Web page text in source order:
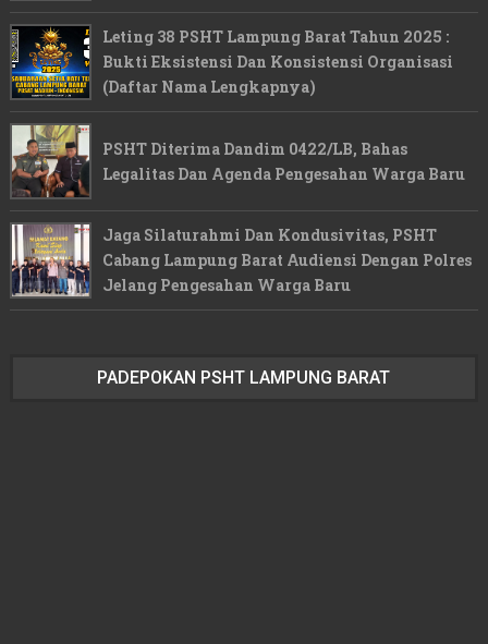
Leting 38 PSHT Lampung Barat Tahun 2025 :
Bukti Eksistensi Dan Konsistensi Organisasi
(Daftar Nama Lengkapnya)
PSHT Diterima Dandim 0422/LB, Bahas
Legalitas Dan Agenda Pengesahan Warga Baru
Jaga Silaturahmi Dan Kondusivitas, PSHT
Cabang Lampung Barat Audiensi Dengan Polres
Jelang Pengesahan Warga Baru
PADEPOKAN PSHT LAMPUNG BARAT